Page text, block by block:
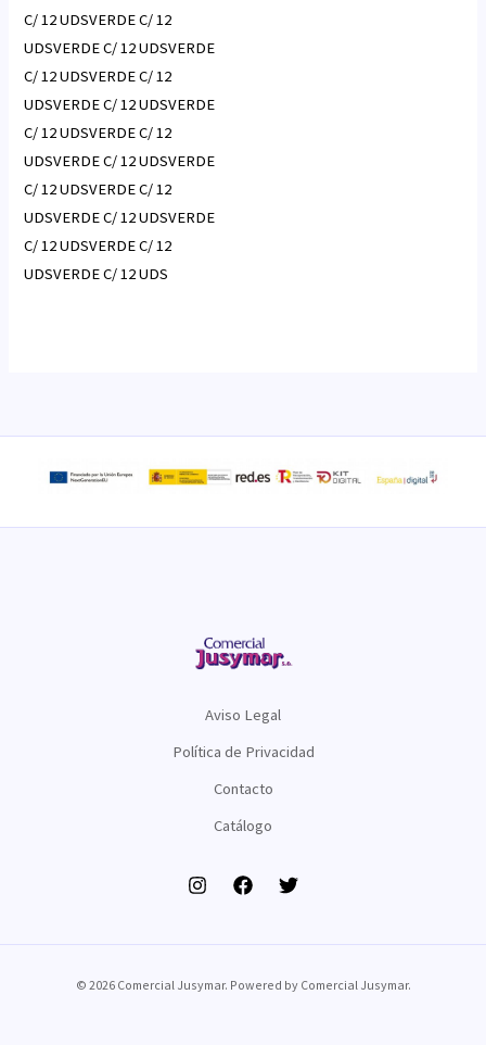
C/ 12 UDSVERDE C/ 12
UDSVERDE C/ 12 UDSVERDE
C/ 12 UDSVERDE C/ 12
UDSVERDE C/ 12 UDSVERDE
C/ 12 UDSVERDE C/ 12
UDSVERDE C/ 12 UDSVERDE
C/ 12 UDSVERDE C/ 12
UDSVERDE C/ 12 UDSVERDE
C/ 12 UDSVERDE C/ 12
UDSVERDE C/ 12 UDS
Aviso Legal
Política de Privacidad
Contacto
Catálogo
© 2026 Comercial Jusymar. Powered by Comercial Jusymar.